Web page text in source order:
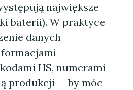
największe
baterii). W praktyce
danych
HS, numerami
produkcji — by móc